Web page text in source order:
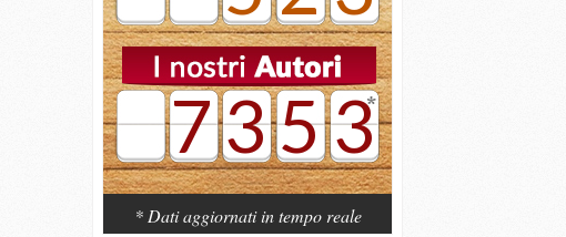
7353
* Dati aggiornati in tempo reale